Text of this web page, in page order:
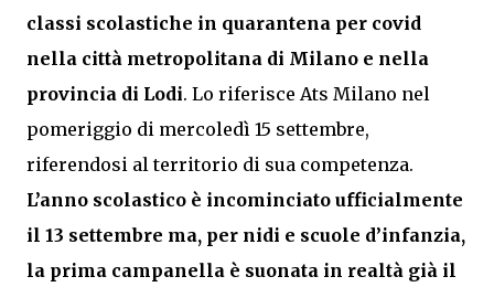
classi scolastiche in quarantena per covid
nella città metropolitana di Milano e nella
provincia di Lodi. Lo riferisce Ats Milano nel
pomeriggio di mercoledì 15 settembre,
riferendosi al territorio di sua competenza.
L’anno scolastico è incominciato ufficialmente
il 13 settembre ma, per nidi e scuole d’infanzia,
la prima campanella è suonata in realtà già il